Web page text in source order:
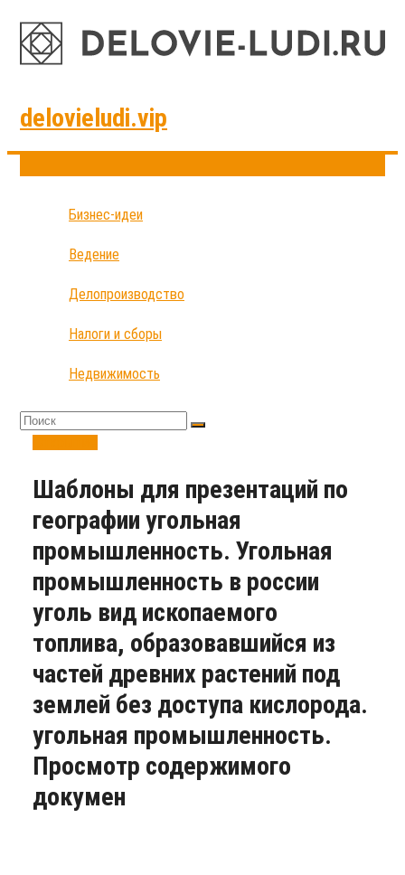
delovieludi.vip
Бизнес-идеи
Ведение
Делопроизводство
Налоги и сборы
Недвижимость
Шаблоны для презентаций по
географии угольная
промышленность. Угольная
промышленность в россии
уголь вид ископаемого
топлива, образовавшийся из
частей древних растений под
землей без доступа кислорода.
угольная промышленность.
Просмотр содержимого
докумен